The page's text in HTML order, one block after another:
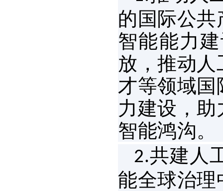
的国际公
智能能力
放，推动
才等领域
力建设，
智能鸿沟。
2.共建人
能全球治理